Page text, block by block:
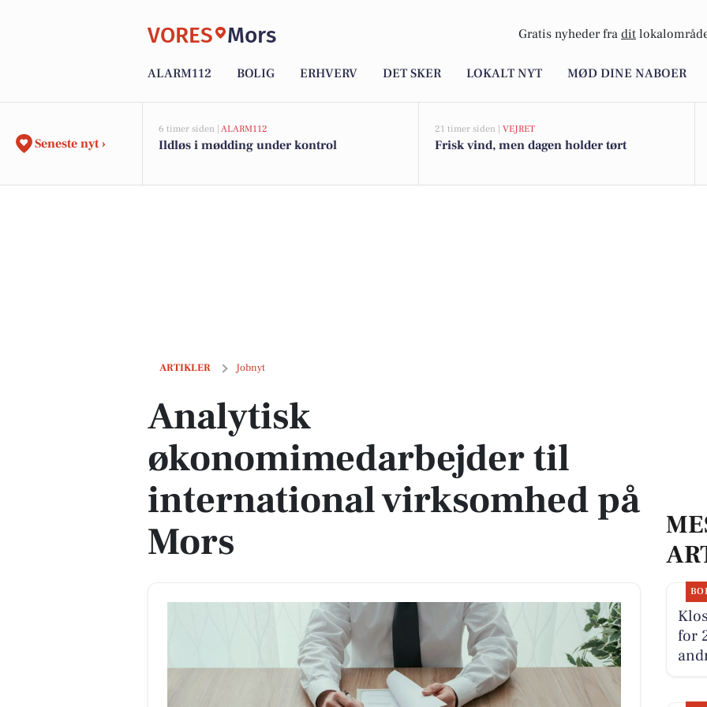
VORES Mors Gratis nyheder fra dit
ALARM112 BOLIG ERHVERV DET SKER LOKALT NYT MØD DINE NABOER
Seneste nyt ›
6 timer siden | ALARM112
Ildløs i mødding under kontrol
21 timer siden | VEJRET
Frisk vind, men dagen holder tørt
ARTIKLER Jobnyt
Analytisk økonomimedarbejder til international virksomhed på Mors
Analytisk
økonomimedarbejder til
international virksomhed på
Mors
for